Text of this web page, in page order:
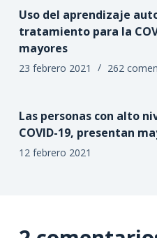
Uso del aprendizaje
tratamiento para la
mayores
23 febrero 2021 262
Las personas con alto
COVID-19, presentan
12 febrero 2021